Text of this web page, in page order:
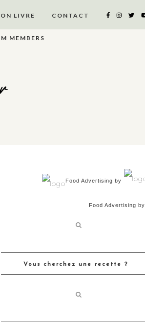
LIVRE CONTACT
MEMBERS
Food Advertising by
Food Advertising by
Vous cherchez une recette ?